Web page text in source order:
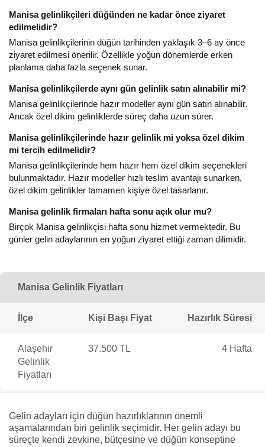
Manisa gelinlikçileri düğünden ne kadar önce ziyaret
edilmelidir?
Manisa gelinlikçilerinin düğün tarihinden yaklaşık 3–6 ay önce
ziyaret edilmesi önerilir. Özellikle yoğun dönemlerde erken
planlama daha fazla seçenek sunar.
Manisa gelinlikçilerde aynı gün gelinlik satın alınabilir mi?
Manisa gelinlikçilerinde hazır modeller aynı gün satın alınabilir.
Ancak özel dikim gelinliklerde süreç daha uzun sürer.
Manisa gelinlikçilerinde hazır gelinlik mi yoksa özel dikim
mi tercih edilmelidir?
Manisa gelinlikçilerinde hem hazır hem özel dikim seçenekleri
bulunmaktadır. Hazır modeller hızlı teslim avantajı sunarken,
özel dikim gelinlikler tamamen kişiye özel tasarlanır.
Manisa gelinlik firmaları hafta sonu açık olur mu?
Birçok Manisa gelinlikçisi hafta sonu hizmet vermektedir. Bu
günler gelin adaylarının en yoğun ziyaret ettiği zaman dilimidir.
Manisa Gelinlik Fiyatları
İlçe Kişi Başı Fiyat Hazırlık Süresi
Alaşehir
Gelinlik
Fiyatları
37.500 TL 4 Hafta
Gelin adayları için düğün hazırlıklarının önemli
aşamalarından biri gelinlik seçimidir. Her gelin adayı bu
süreçte kendi zevkine, bütçesine ve düğün konseptine